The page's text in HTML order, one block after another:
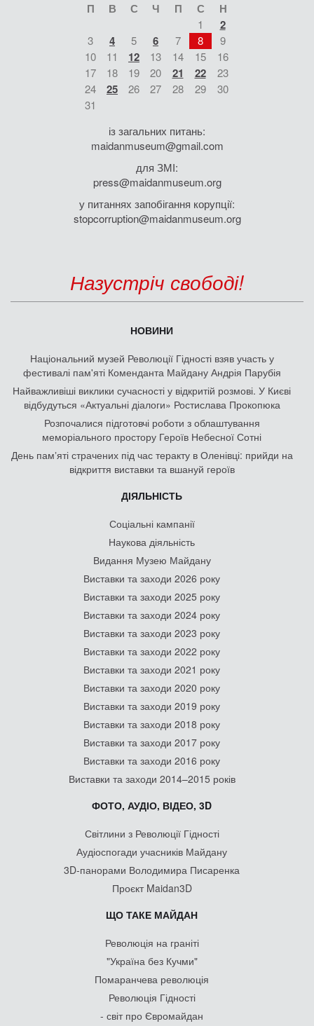
П В С Ч П С Н
1 2
3 4 5 6 7 8
9
10
11 12 13 14 15
16
17
18 19 20 21 22
23
24
25 26 27 28 29
30
31
із загальних питань:
maidanmuseum@gmail.com
для ЗМІ:
press@maidanmuseum.org
у питаннях запобігання корупції:
stopcorruption@maidanmuseum.org
Назустріч свободі!
НОВИНИ
Національний музей Революції Гідності взяв участь у
фестивалі пам'яті Коменданта Майдану Андрія Парубія
Найважливіші виклики сучасності у відкритій розмові. У Києві
відбудуться «Актуальні діалоги» Ростислава Прокопюка
Розпочалися підготовчі роботи з облаштування
меморіального простору Героїв Небесної Сотні
День памʼяті страчених під час теракту в Оленівці: прийди на
відкриття виставки та вшануй героїв
ДІЯЛЬНІСТЬ
Соціальні кампанії
Наукова діяльність
Видання Музею Майдану
Виставки та заходи 2026 року
Виставки та заходи 2025 року
Виставки та заходи 2024 року
Виставки та заходи 2023 року
Виставки та заходи 2022 року
Виставки та заходи 2021 року
Виставки та заходи 2020 року
Виставки та заходи 2019 року
Виставки та заходи 2018 року
Виставки та заходи 2017 року
Виставки та заходи 2016 року
Виставки та заходи 2014–2015 років
ФОТО, АУДІО, ВІДЕО, 3D
Світлини з Революції Гідності
Аудіоспогади учасників Майдану
3D-панорами Володимира Писаренка
Проєкт Maidan3D
ЩО ТАКЕ МАЙДАН
Революція на граніті
"Україна без Кучми"
Помаранчева революція
Революція Гідності
- світ про Євромайдан